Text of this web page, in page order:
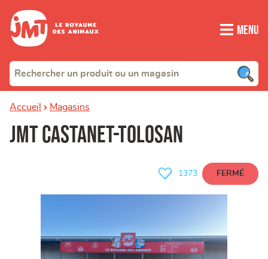
Menu
Accueil Magasins
JMT Castanet-Tolosan
1373 FERMÉ